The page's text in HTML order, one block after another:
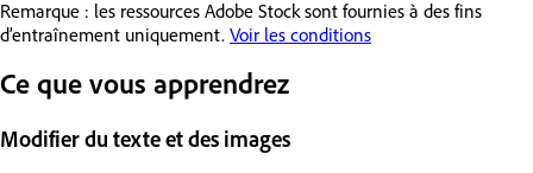
Remarque : les ressources Adobe Stock sont fournies à des fins
d’entraînement uniquement. Voir les conditions
Ce que vous apprendrez
Modifier du texte et des images